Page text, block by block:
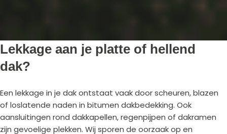
Lekkage aan je platte of hellend
dak?
Een lekkage in je dak ontstaat vaak door scheuren, blazen
of loslatende naden in bitumen dakbedekking. Ook
aansluitingen rond dakkapellen, regenpijpen of dakramen
zijn gevoelige plekken. Wij sporen de oorzaak op en